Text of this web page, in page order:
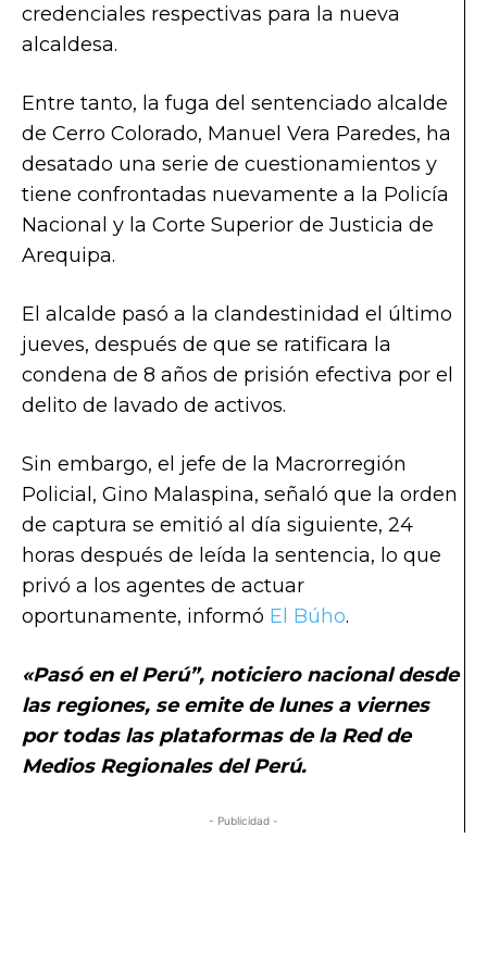
credenciales respectivas para la nueva
alcaldesa.
Entre tanto, la fuga del sentenciado alcalde
de Cerro Colorado, Manuel Vera Paredes, ha
desatado una serie de cuestionamientos y
tiene confrontadas nuevamente a la Policía
Nacional y la Corte Superior de Justicia de
Arequipa.
El alcalde pasó a la clandestinidad el último
jueves, después de que se ratificara la
condena de 8 años de prisión efectiva por el
delito de lavado de activos.
Sin embargo, el jefe de la Macrorregión
Policial, Gino Malaspina, señaló que la orden
de captura se emitió al día siguiente, 24
horas después de leída la sentencia, lo que
privó a los agentes de actuar
oportunamente, informó El Búho.
«Pasó en el Perú”, noticiero nacional desde
las regiones, se emite de lunes a viernes
por todas las plataformas de la Red de
Medios Regionales del Perú.
- Publicidad -